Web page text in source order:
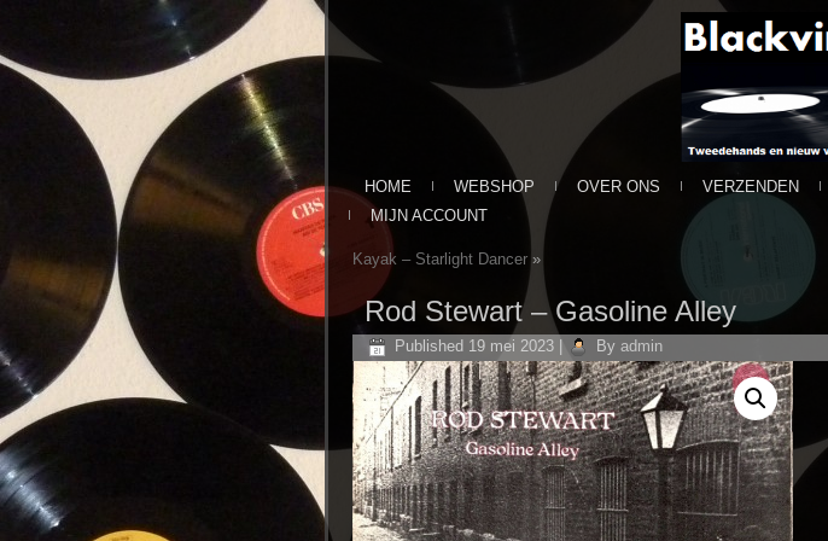
HOME WEBSHOP OVER ONS VERZENDEN
MIJN ACCOUNT
Kayak – Starlight Dancer»
Rod Stewart ‎– Gasoline Alley
Published 19 mei 2023| By admin